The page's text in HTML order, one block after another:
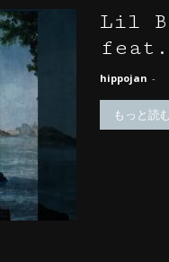
Lil
feat.
hippojan -
もっと読